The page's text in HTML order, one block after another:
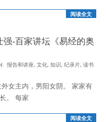
阅读全文
-百家讲坛《易经的奥
报告和讲座, 文化, 知识, 纪录片, 读书
女主内，男阳女阴。 家家有
。 每家
阅读全文